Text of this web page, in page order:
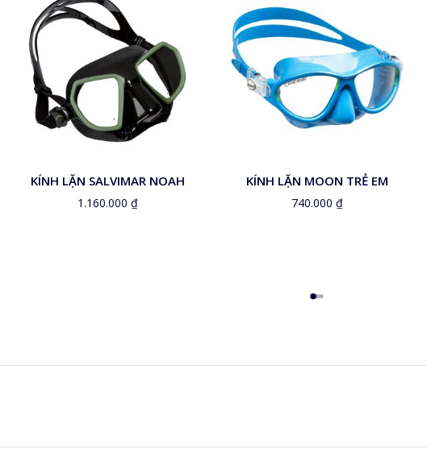
KÍNH LẶN SALVIMAR NOAH
1.160.000 ₫
KÍNH LẶN MOON TRẺ EM
740.000 ₫